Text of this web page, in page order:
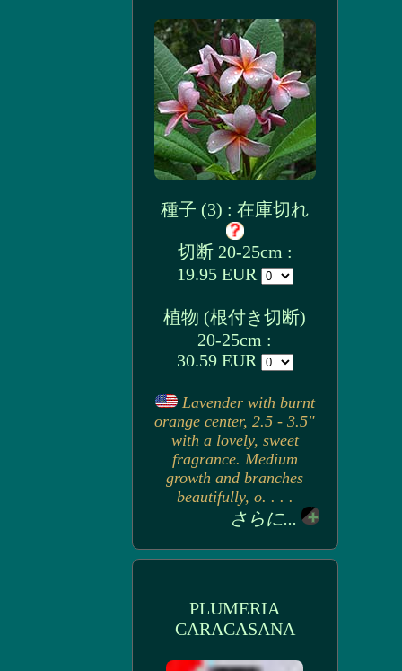
種子 (3) : 在庫切れ
切断 20-25cm :
19.95 EUR
植物 (根付き切断)
20-25cm :
30.59 EUR
Lavender with burnt
orange center, 2.5 - 3.5"
with a lovely, sweet
fragrance. Medium
growth and branches
beautifully, o. . . .
さらに...
PLUMERIA
CARACASANA